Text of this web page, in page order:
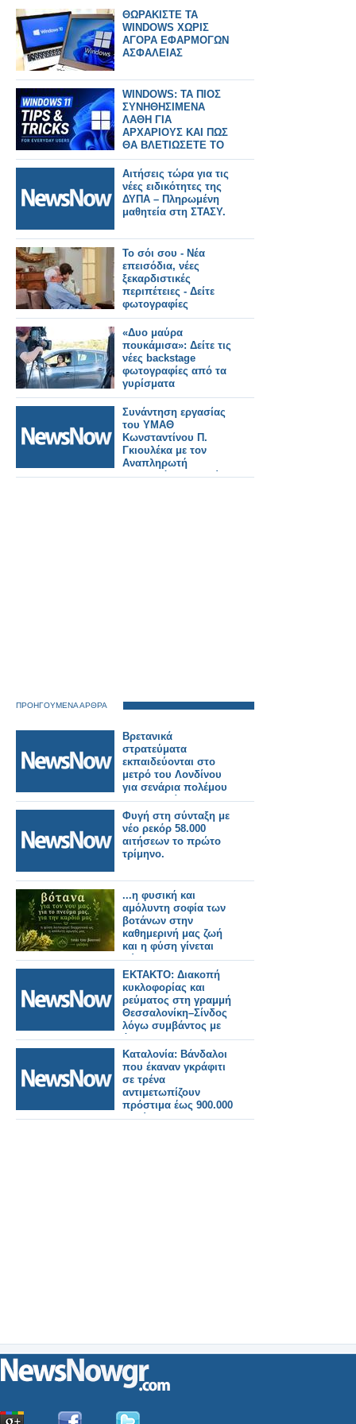
ΘΩΡΑΚΙΣΤΕ ΤΑ
WINDOWS ΧΩΡΙΣ
ΑΓΟΡΑ ΕΦΑΡΜΟΓΩΝ
ΑΣΦΑΛΕΙΑΣ
WINDOWS: ΤΑ ΠΙΟΣ
ΣΥΝΗΘΗΣΙΜΕΝΑ
ΛΑΘΗ ΓΙΑ
ΑΡΧΑΡΙΟΥΣ ΚΑΙ ΠΩΣ
ΘΑ ΒΛΕΤΙΩΣΕΤΕ ΤΟ
ΣΥΣΤΗΜΑ ΣΑΣ
Αιτήσεις τώρα για τις
νέες ειδικότητες της
ΔΥΠΑ – Πληρωμένη
μαθητεία στη ΣΤΑΣΥ.
Το σόι σου - Νέα
επεισόδια, νέες
ξεκαρδιστικές
περιπέτειες - Δείτε
φωτογραφίες
«Δυο μαύρα
πουκάμισα»: Δείτε τις
νέες backstage
φωτογραφίες από τα
γυρίσματα
Συνάντηση εργασίας
του ΥΜΑΘ
Κωνσταντίνου Π.
Γκιουλέκα με τον
Αναπληρωτή
Υπουργό Υποδομών
ΠΡΟΗΓΟΥΜΕΝΑ ΑΡΘΡΑ
Βρετανικά
στρατεύματα
εκπαιδεύονται στο
μετρό του Λονδίνου
για σενάρια πολέμου
με τη Ρωσία!
Φυγή στη σύνταξη με
νέο ρεκόρ 58.000
αιτήσεων το πρώτο
τρίμηνο.
...η φυσική και
αμόλυντη σοφία των
βοτάνων στην
καθημερινή μας ζωή
και η φύση γίνεται
σύμμαχος του νου και
της ψυχής μας!
ΕΚΤΑΚΤΟ: Διακοπή
κυκλοφορίας και
ρεύματος στη γραμμή
Θεσσαλονίκη–Σίνδος
λόγω συμβάντος με
άτομο.
Καταλονία: Βάνδαλοι
που έκαναν γκράφιτι
σε τρένα
αντιμετωπίζουν
πρόστιμα έως 900.000
ευρώ!